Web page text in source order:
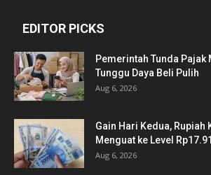
EDITOR PICKS
Pemerintah Tunda Pajak
Tunggu Daya Beli Pulih
Aug 6, 2026
Gain Hari Kedua, Rupiah
Menguat ke Level
Aug 6, 2026